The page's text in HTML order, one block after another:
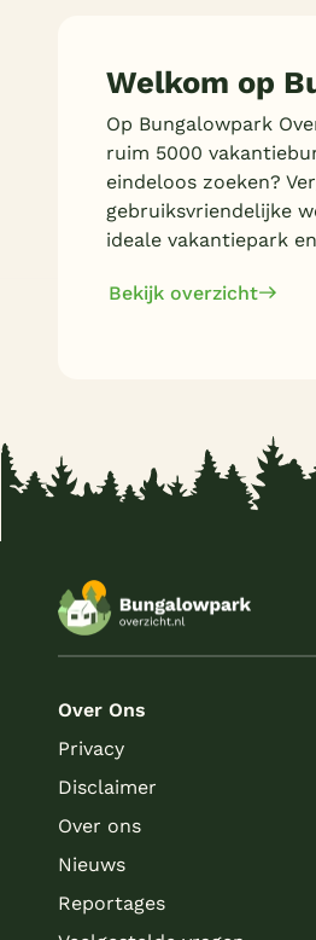
Welkom op
Op Bungalowpark
ruim 5000
eindeloos zoeken?
gebruiksvriendelijke
ideale vakantiepark
Bekijk overzicht
Over Ons
Privacy
Disclaimer
Over ons
Nieuws
Reportages